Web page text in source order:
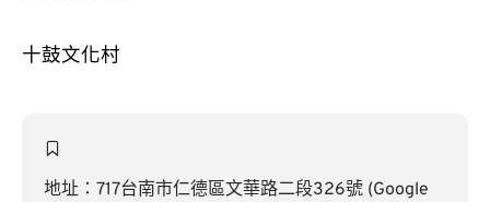
十鼓文化村
地址：717台南市仁德區文華路二段326號 (Google